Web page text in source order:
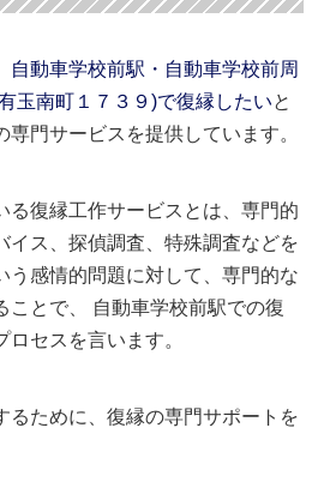
自動車学校前駅・自動車学校前周
玉南町１７３９)で復縁したいと
門サービスを提供しています。
る復縁工作サービスとは、専門的
イス、探偵調査、特殊調査などを
う感情的問題に対して、専門的な
ことで、 自動車学校前駅での復
セスを言います。
るために、復縁の専門サポートを